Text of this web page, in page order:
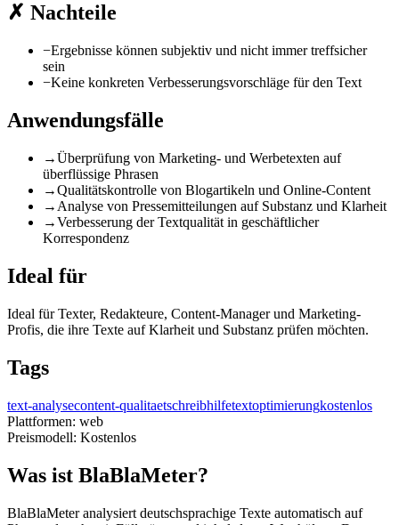
✗ Nachteile
−Ergebnisse können subjektiv und nicht immer treffsicher
sein
−Keine konkreten Verbesserungsvorschläge für den Text
Anwendungsfälle
→Überprüfung von Marketing- und Werbetexten auf
überflüssige Phrasen
→Qualitätskontrolle von Blogartikeln und Online-Content
→ Analyse von Pressemitteilungen auf Substanz und Klarheit
→Verbesserung der Textqualität in geschäftlicher
Korrespondenz
Ideal für
Ideal für Texter, Redakteure, Content-Manager und Marketing-
Profis, die ihre Texte auf Klarheit und Substanz prüfen möchten.
Tags
text-analysecontent-qualitaetschreibhilfetextoptimierungkostenlos
Plattformen: web
Preismodell: Kostenlos
Was ist BlaBlaMeter?
BlaBlaMeter analysiert deutschsprachige Texte automatisch auf